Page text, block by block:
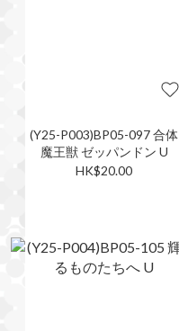
(Y25-P003)BP05-097 合体
魔王獣 ゼッパンドン U
HK$20.00